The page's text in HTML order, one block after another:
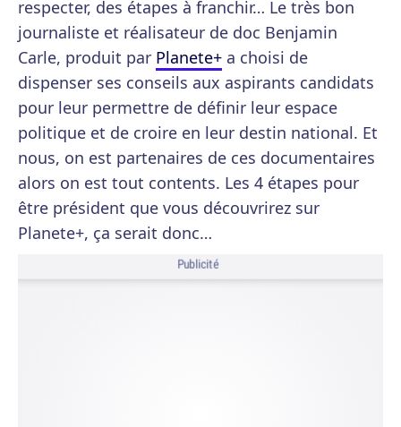
respecter, des étapes à franchir… Le très bon
journaliste et réalisateur de doc Benjamin
Carle, produit par Planete+ a choisi de
dispenser ses conseils aux aspirants candidats
pour leur permettre de définir leur espace
politique et de croire en leur destin national. Et
nous, on est partenaires de ces documentaires
alors on est tout contents. Les 4 étapes pour
être président que vous découvrirez sur
Planete+, ça serait donc…
Publicité